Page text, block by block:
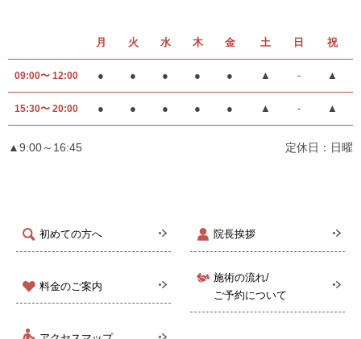
初めての方へ 院長挨拶
料金のご案内
施術の流れ/
ご予約について
月 火 水 木 金 土 日 祝
09:00〜 12:00 ● ● ● ● ● ▲ - ▲
15:30〜 20:00 ● ● ● ● ● ▲ - ▲
▲9:00～16:45 定休日：日曜